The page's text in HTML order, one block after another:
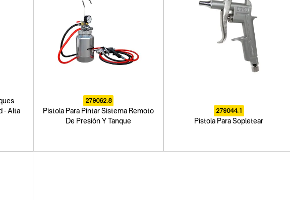
- Alta
279062.8
Pistola Para Pintar Sistema Remoto
De Presión Y Tanque
279044.1
Pistola Para Sopletear